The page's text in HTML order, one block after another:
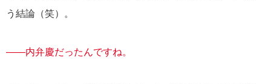
う結論（笑）。
――内弁慶だったんですね。